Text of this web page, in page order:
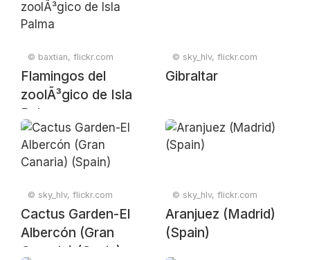
© baxtian, flickr.com
Flamingos del
zoolÃ³gico de Isla
Palma
© sky_hlv, flickr.com
Gibraltar
© sky_hlv, flickr.com
Cactus Garden-El
Albercón (Gran
Canaria) (Spain)
© sky_hlv, flickr.com
Aranjuez (Madrid)
(Spain)